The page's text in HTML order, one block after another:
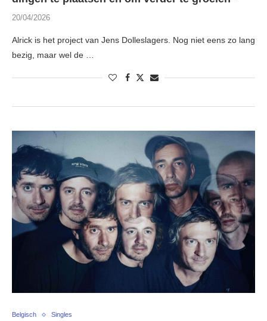
20/04/2026
Alrick is het project van Jens Dolleslagers. Nog niet eens zo lang
bezig, maar wel de …
Belgisch Singles